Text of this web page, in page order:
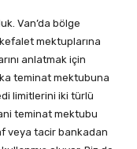
Van’da bölge
mektuplarına
anlatmak için
teminat mektubuna
limitlerini iki türlü
teminat mektubu
veya tacir bankadan